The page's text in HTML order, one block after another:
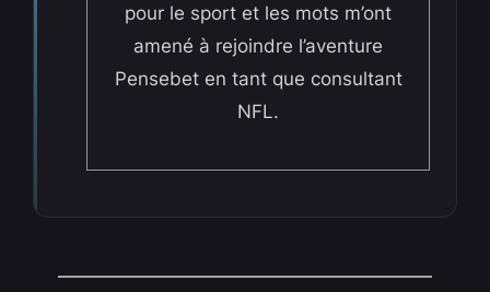
pour le sport et les mots m’ont
amené à rejoindre l’aventure
Pensebet en tant que consultant
NFL.